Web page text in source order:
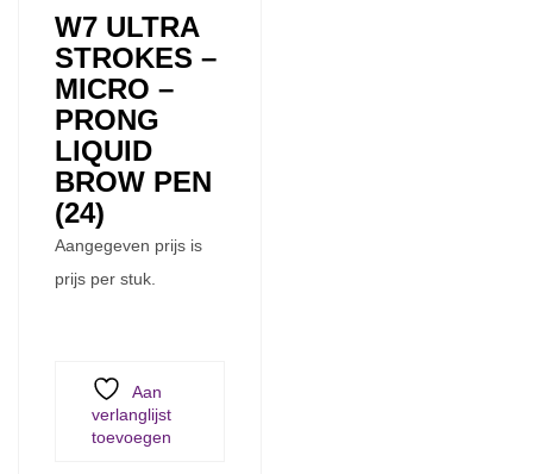
W7 ULTRA
STROKES –
MICRO –
PRONG
LIQUID
BROW PEN
(24)
Aangegeven prijs is
prijs per stuk.
Aan
verlanglijst
toevoegen